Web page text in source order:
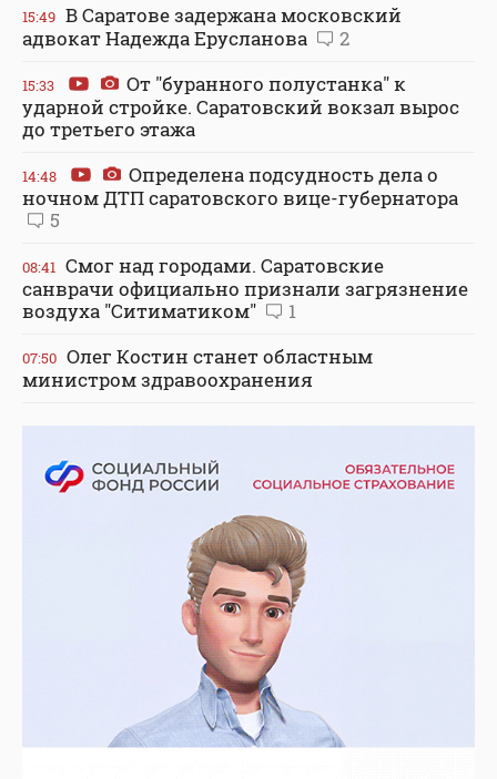
15:49 В Саратове задержана московский
адвокат Надежда Ерусланова
2
15:33
От "буранного полустанка" к
ударной стройке. Саратовский вокзал вырос
до третьего этажа
14:48
Определена подсудность дела о
ночном ДТП саратовского вице-губернатора
5
08:41 Смог над городами. Саратовские
санврачи официально признали загрязнение
воздуха "Ситиматиком"
1
07:50 Олег Костин станет областным
министром здравоохранения